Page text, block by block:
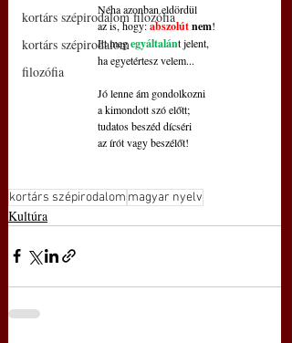
kortárs szépirodalom filozófia
kortárs szépirodalom
filozófia
Néha azonban eldördül
az is, hogy: abszolút nem!
Itt meg egyáltalánt jelent,
ha egyetértesz velem...
Jó lenne ám gondolkozni
a kimondott szó előtt;
tudatos beszéd dícséri
az írót vagy beszélőt!
kortárs szépirodalom magyar nyelv
Kultúra